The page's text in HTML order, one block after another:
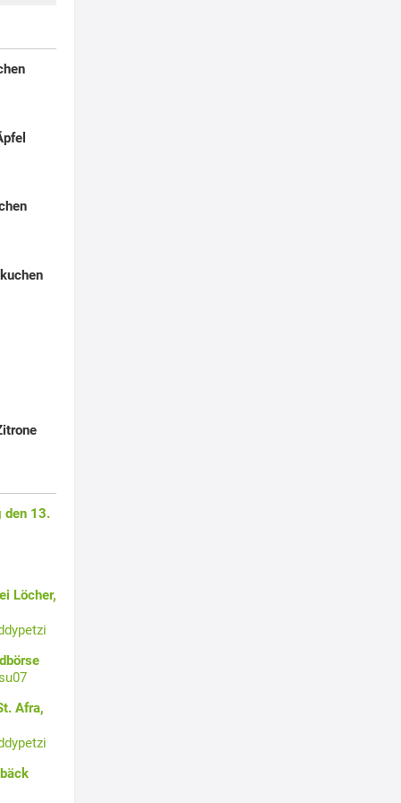
den 13.
Löcher,
Afra,